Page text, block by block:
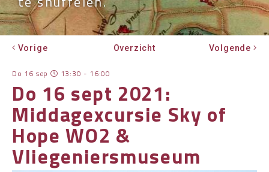
WO II
OVER HKWB
LID WORDEN
CONTACT
Vorige Overzicht Volgende
Do 16 sep 13:30 - 16:00
Do 16 sept 2021:
Middagexcursie Sky of
Hope WO2 &
Vliegeniersmuseum